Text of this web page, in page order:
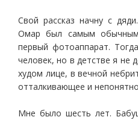
Свой рассказ начну с
Омар был самым
первый фотоаппарат.
человек, но в детстве я не
худом лице, в вечной
отталкивающее и
Мне было шесть лет.